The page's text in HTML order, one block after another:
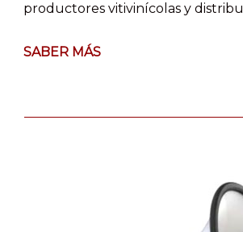
productores vitivinícolas y
SABER MÁS